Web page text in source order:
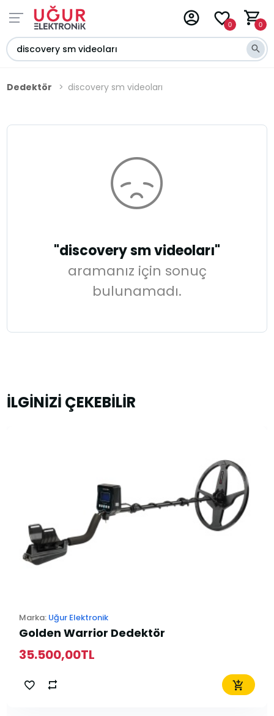
0 0
Dedektör discovery sm videoları
"discovery sm videoları"
aramanız için sonuç
bulunamadı.
İLGİNİZİ ÇEKEBİLİR
Marka: Uğur Elektronik
Golden Warrior Dedektör
35.500,00TL